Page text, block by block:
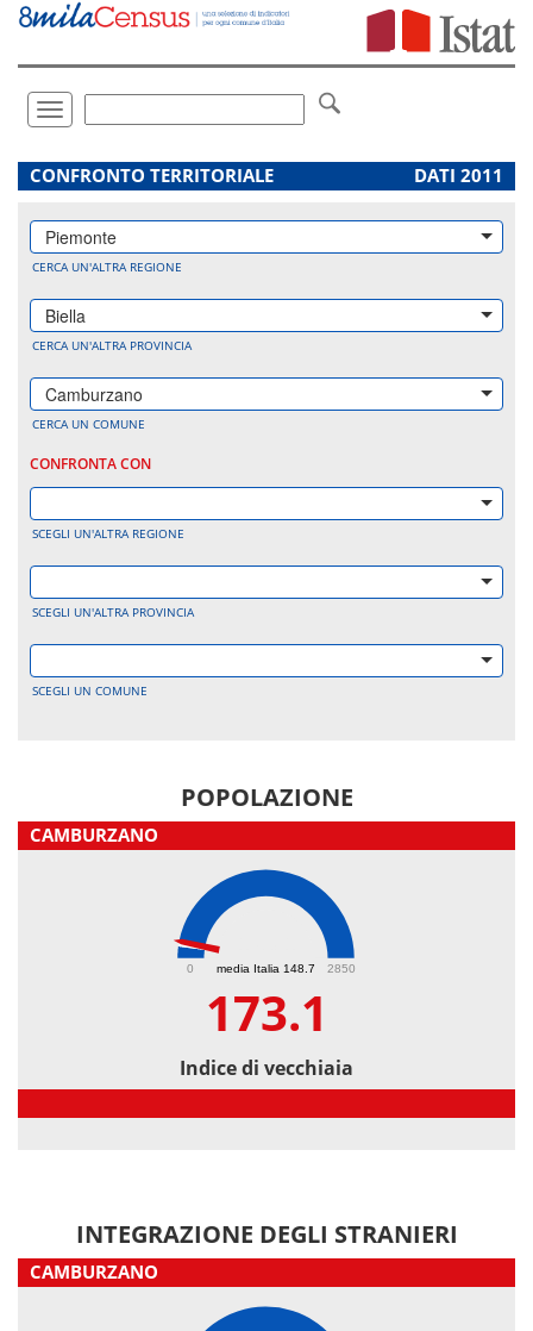
Vai
direttamente
Toggle
navigation
.
CONFRONTO TERRITORIALE DATI 2011
Piemonte
CERCA UN'ALTRA REGIONE
Biella
CERCA UN'ALTRA PROVINCIA
Camburzano
CERCA UN COMUNE
CONFRONTA CON
SCEGLI UN'ALTRA REGIONE
SCEGLI UN'ALTRA PROVINCIA
SCEGLI UN COMUNE
POPOLAZIONE
CAMBURZANO
media Italia 148.7
0 2850
173.1
Indice di vecchiaia
INTEGRAZIONE DEGLI STRANIERI
CAMBURZANO